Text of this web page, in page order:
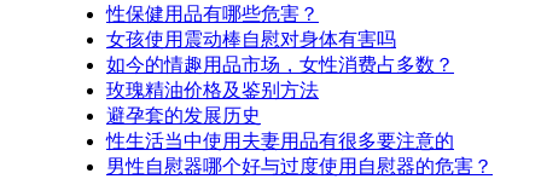
性保健用品有哪些危害？
女孩使用震动棒自慰对身体有害吗
如今的情趣用品市场，女性消费占多数？
玫瑰精油价格及鉴别方法
避孕套的发展历史
性生活当中使用夫妻用品有很多要注意的
男性自慰器哪个好与过度使用自慰器的危害？